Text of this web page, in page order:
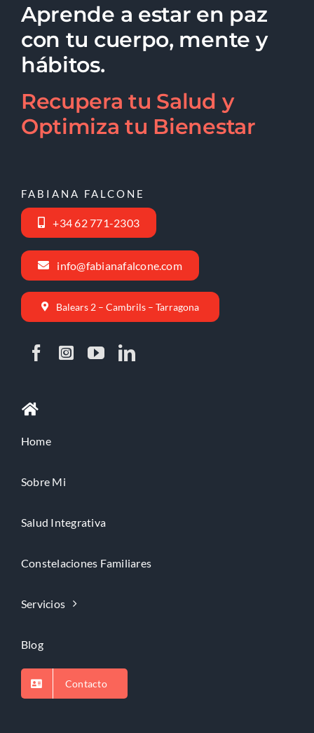
Aprende a estar en paz
con tu cuerpo, mente y
hábitos.
Recupera tu Salud y
Optimiza tu Bienestar
FABIANA FALCONE
+34 62 771-2303
info@fabianafalcone.com
Balears 2 – Cambrils – Tarragona
Home
Sobre Mi
Salud Integrativa
Constelaciones Familiares
Servicios
Blog
Contacto